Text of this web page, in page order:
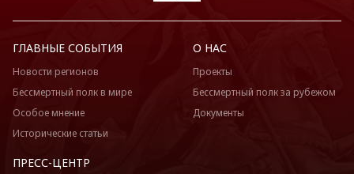
ГЛАВНЫЕ СОБЫТИЯ
Новости регионов
Бессмертный полк в мире
Особое мнение
Исторические статьи
О НАС
Проекты
Бессмертный полк за рубежом
Документы
ПРЕСС-ЦЕНТР